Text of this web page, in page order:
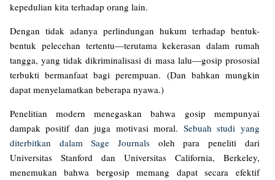
kepedulian kita terhadap orang lain.
Dengan tidak adanya perlindungan hukum terhadap bentuk-
bentuk pelecehan tertentu—terutama kekerasan dalam rumah
tangga, yang tidak dikriminalisasi di masa lalu—gosip prososial
terbukti bermanfaat bagi perempuan. (Dan bahkan mungkin
dapat menyelamatkan beberapa nyawa.)
Penelitian modern menegaskan bahwa gosip mempunyai
dampak positif dan juga motivasi moral. Sebuah studi yang
diterbitkan dalam Sage Journals oleh para peneliti dari
Universitas Stanford dan Universitas California, Berkeley,
menemukan bahwa bergosip memang dapat secara efektif